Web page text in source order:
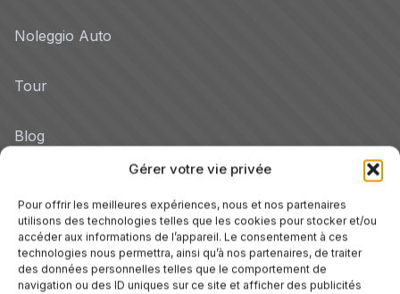
Gérer votre vie privée
Pour offrir les meilleures expériences, nous et nos partenaires
utilisons des technologies telles que les cookies pour stocker et/ou
accéder aux informations de l’appareil. Le consentement à ces
technologies nous permettra, ainsi qu’à nos partenaires, de traiter
des données personnelles telles que le comportement de
navigation ou des ID uniques sur ce site et afficher des publicités
Noleggio Auto
Tour
Blog
Hotel per Regione
Veneto